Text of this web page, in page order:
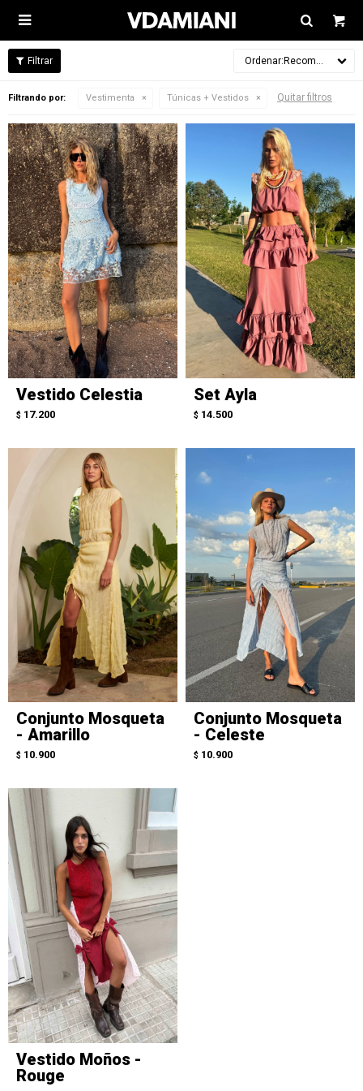

Recomendados
Filtrando por: Vestimenta Túnicas + Vestidos Quitar filtros
Vestido Celestia
$ 17.200
Set Ayla
$ 14.500
Conjunto Mosqueta
- Amarillo
$ 10.900
Conjunto Mosqueta
- Celeste
$ 10.900
Vestido Moños -
Rouge